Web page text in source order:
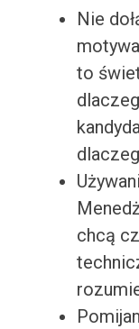
Nie
to
chcą